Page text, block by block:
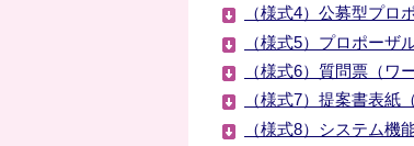
（様式4）公募型プロ
（様式5）プロポーザ
（様式6）質問票（ワ
（様式7）提案書表紙
（様式8）システム機